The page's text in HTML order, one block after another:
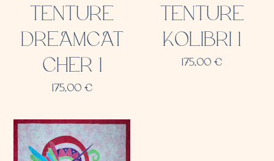
TENTURE
DREAMCAT
CHER 1
175,00 €
TENTURE
KOLIBRI 1
175,00€